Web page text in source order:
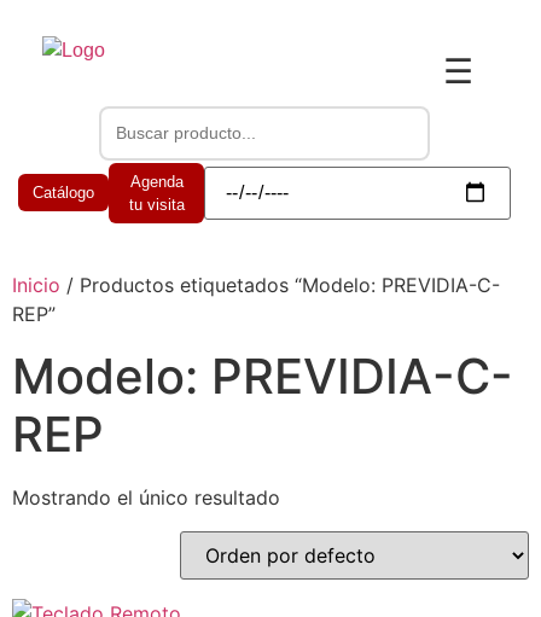
☰
Catálogo
Agenda
tu visita
Inicio / Productos etiquetados “Modelo: PREVIDIA-C-
REP”
Modelo: PREVIDIA-C-
REP
Mostrando el único resultado